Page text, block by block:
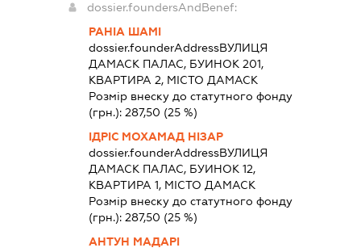
dossier.foundersAndBenef:
РАНІА ШАМІ
dossier.founderAddressВУЛИЦЯ
ДАМАСК ПАЛАС, БУИНОК 201,
КВАРТИРА 2, МІСТО ДАМАСК
Розмір внеску до статутного фонду
(грн.):287,50 (25 %)
ІДРІС МОХАМАД НІЗАР
dossier.founderAddressВУЛИЦЯ
ДАМАСК ПАЛАС, БУИНОК 12,
КВАРТИРА 1, МІСТО ДАМАСК
Розмір внеску до статутного фонду
(грн.):287,50 (25 %)
АНТУН МАДАРІ